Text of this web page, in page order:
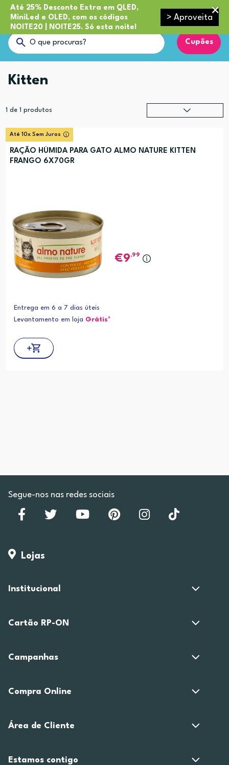
Até 25% Desconto Extra em QLED,
MiniLed e OLED, com os códigos
NOITE20 | NOITE25. Só esta noite!
> Aproveita
Cupões
Kitten
1 de 1 produtos
Até 10x Sem Juros
RAÇÃO HÚMIDA PARA GATO ALMO NATURE KITTEN
FRANGO 6X70GR
9,99
Entrega em 6 a 7 dias úteis
Levantamento em loja Grátis*
Segue-nos nas redes sociais
Lojas
Institucional
Cartão RP-ON
Campanhas
Compra Online
Área de Cliente
Estamos contigo